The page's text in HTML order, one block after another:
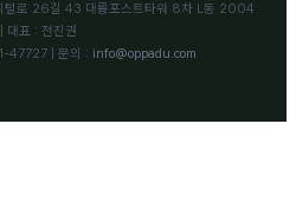
털로 26길 43 대륭포스트타워 8차 L동 2004
대표 : 전진권
47727 | 문의 : info@oppadu.com